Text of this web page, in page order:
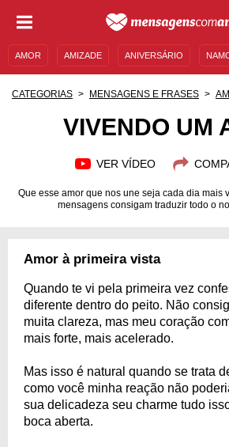
AMOR AMIZADE ANIVERSÁRIO
CATEGORIAS MENSAGENS E FRASES
VIVENDO UM
VER VÍDEO
Que esse amor que nos une seja cada dia mais
mensagens consigam traduzir todo o
Amor à primeira vista
Quando te vi pela primeira vez
diferente dentro do peito. Não
muita clareza, mas meu coração
mais forte, mais acelerado.
Mas isso é natural quando se trata
como você minha reação não
sua delicadeza seu charme tudo
boca aberta.